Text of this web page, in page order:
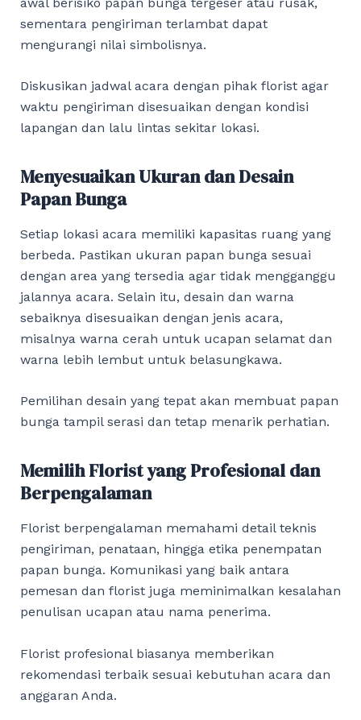
sementara pengiriman terlambat dapat
mengurangi nilai simbolisnya.
Diskusikan jadwal acara dengan pihak florist agar
waktu pengiriman disesuaikan dengan kondisi
lapangan dan lalu lintas sekitar lokasi.
Menyesuaikan Ukuran dan Desain
Papan Bunga
Setiap lokasi acara memiliki kapasitas ruang yang
berbeda. Pastikan ukuran papan bunga sesuai
dengan area yang tersedia agar tidak mengganggu
jalannya acara. Selain itu, desain dan warna
sebaiknya disesuaikan dengan jenis acara,
misalnya warna cerah untuk ucapan selamat dan
warna lebih lembut untuk belasungkawa.
Pemilihan desain yang tepat akan membuat papan
bunga tampil serasi dan tetap menarik perhatian.
Memilih Florist yang Profesional dan
Berpengalaman
Florist berpengalaman memahami detail teknis
pengiriman, penataan, hingga etika penempatan
papan bunga. Komunikasi yang baik antara
pemesan dan florist juga meminimalkan kesalahan
penulisan ucapan atau nama penerima.
Florist profesional biasanya memberikan
rekomendasi terbaik sesuai kebutuhan acara dan
anggaran Anda.